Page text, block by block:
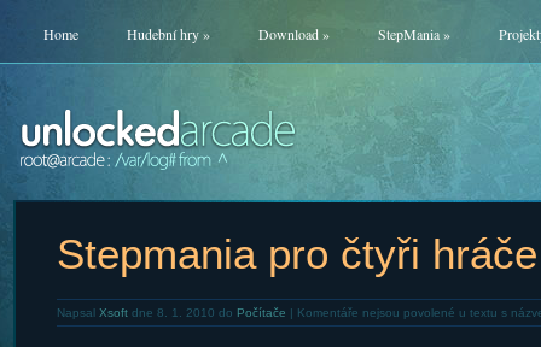
Home Hudební hry» Download» StepMania»
Stepmania pro čtyři hráče
Napsal Xsoftdne 8. 1. 2010 do Počítače | Komentáře nejsou povolené u textu s